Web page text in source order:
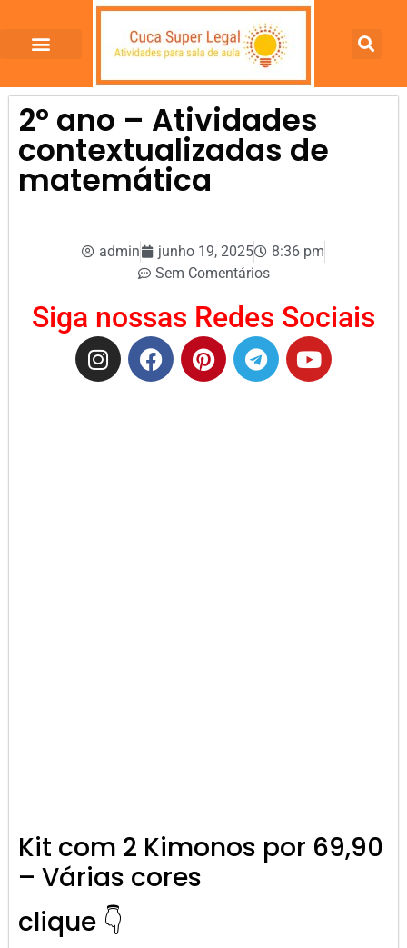
2° ano – Atividades
contextualizadas de
matemática
admin junho 19, 2025
8:36 pm
Sem Comentários
Siga nossas Redes Sociais
Kit com 2 Kimonos por 69,90
– Várias cores
clique 👇